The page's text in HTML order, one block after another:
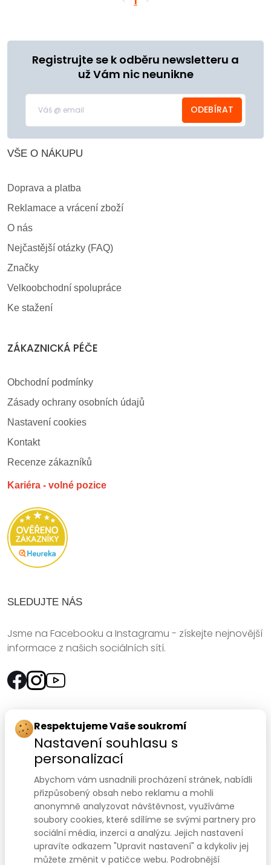
Registrujte se k odběru newsletteru a
už Vám nic neunikne
ODEBÍRAT
VŠE O NÁKUPU
Doprava a platba
Reklamace a vrácení zboží
O nás
Nejčastější otázky (FAQ)
Značky
Velkoobchodní spolupráce
Ke stažení
ZÁKAZNICKÁ PÉČE
Obchodní podmínky
Zásady ochrany osobních údajů
Nastavení cookies
Kontakt
Recenze zákazníků
Kariéra - volné pozice
SLEDUJTE NÁS
Jsme na Facebooku a Instagramu - získejte nejnovější
informace z našich sociálních sítí.
Rychlý kontakt:
SANOMED, spol. s r.o.
Palackého třída 240/75
612 00 Brno-Královo Pole
Prodejna:+420 541 422 911,+420 541 422 912
e-mail:prodejna@sanomed.cz
Respektujeme Vaše soukromí
Nastavení souhlasu s
personalizací
Abychom vám usnadnili procházení stránek, nabídli
přizpůsobený obsah nebo reklamu a mohli
anonymně analyzovat návštěvnost, využíváme
soubory cookies, které sdílíme se svými partnery pro
sociální média, inzerci a analýzu. Jejich nastavení
upravíte odkazem "Upravit nastavení" a kdykoliv jej
můžete změnit v patičce webu. Podrobnější